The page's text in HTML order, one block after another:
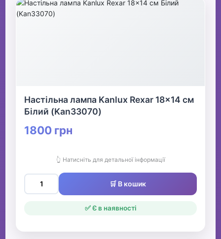
Настільна лампа Kanlux Rexar 18x14 см
Білий (Kan33070)
1800 грн
👆 Натисніть для детальної інформації
🛒 В кошик
✅ Є в наявності